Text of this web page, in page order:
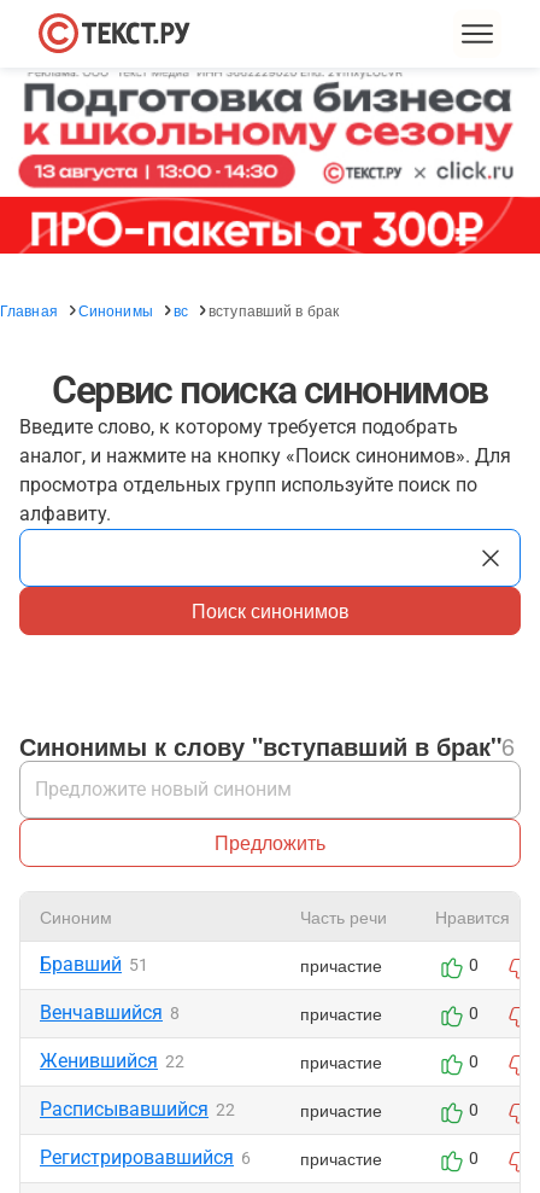
Главная Синонимы вс вступавший в брак
Сервис поиска синонимов
Введите слово, к которому требуется подобрать
аналог, и нажмите на кнопку «Поиск синонимов». Для
просмотра отдельных групп используйте поиск по
алфавиту.
Поиск синонимов
Синонимы к слову "вступавший в брак"6
Предложить
Синоним Часть речи Нравится
Бравший 51 причастие 0
Венчавшийся 8 причастие 0
Женившийся 22 причастие 0
Расписывавшийся 22 причастие 0
Регистрировавшийся 6 причастие 0